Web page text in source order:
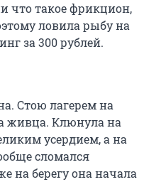
что такое фрикцион,
ловила рыбу на
за 300 рублей.
Стою лагерем на
живца. Клюнула на
усердием, а на
сломался
на берегу она начала